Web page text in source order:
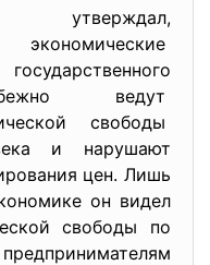
ведут
свободы
и нарушают
цен. Лишь
он видел
свободы по